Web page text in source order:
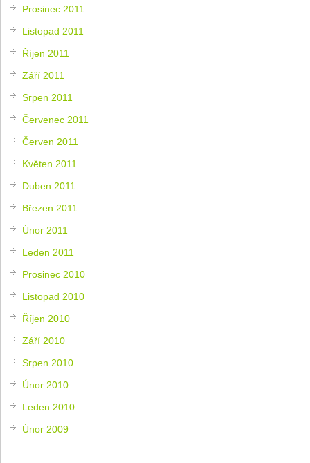
Prosinec 2011
Listopad 2011
Říjen 2011
Září 2011
Srpen 2011
Červenec 2011
Červen 2011
Květen 2011
Duben 2011
Březen 2011
Únor 2011
Leden 2011
Prosinec 2010
Listopad 2010
Říjen 2010
Září 2010
Srpen 2010
Únor 2010
Leden 2010
Únor 2009